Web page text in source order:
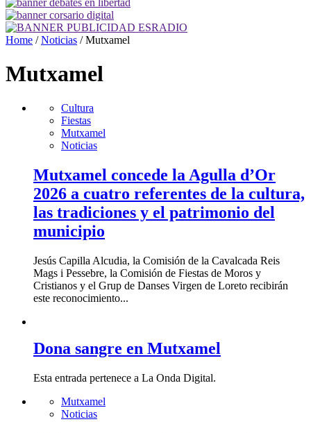
Home /Noticias /Mutxamel
Mutxamel
Cultura
Fiestas
Mutxamel
Noticias
Mutxamel concede la Agulla d’Or
2026 a cuatro referentes de la cultura,
las tradiciones y el patrimonio del
municipio
Jesús Capilla Alcudia, la Comisión de la Cavalcada Reis
Mags i Pessebre, la Comisión de Fiestas de Moros y
Cristianos y el Grup de Danses Virgen de Loreto recibirán
este reconocimiento...
Dona sangre en Mutxamel
Esta entrada pertenece a La Onda Digital.
Mutxamel
Noticias